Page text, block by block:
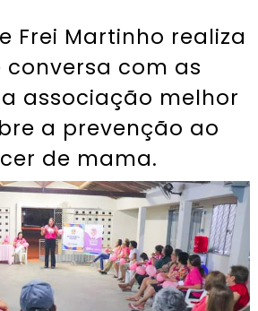
Frei Martinho realiza
conversa com as
associação melhor
a prevenção ao
de mama.